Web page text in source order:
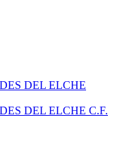
DEL ELCHE
DEL ELCHE C.F.